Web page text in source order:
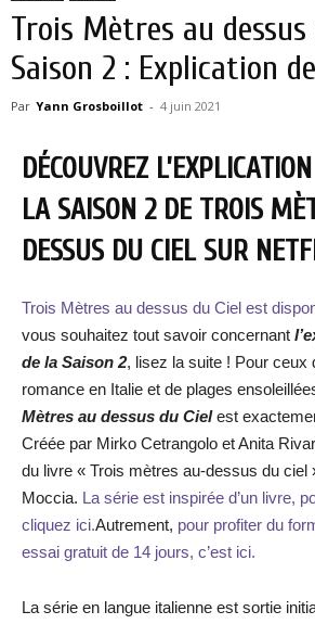
Trois Mètres au dessus
Saison 2 : Explication
Par Yann Grosboillot - 4 juin 2021
DÉCOUVREZ
LA SAISON 2 DE TROIS
DESSUS DU CIEL SUR
Trois Mètres au dessus du Ciel est
vous souhaitez tout savoir concernant
de la Saison 2, lisez la suite ! Pour ceux
romance en Italie et de plages
Mètres au dessus du Cielest
Créée par Mirko Cetrangolo et Anita
du livre « Trois mètres au-dessus du ciel
Moccia. La série est inspirée d’un livre,
cliquez ici.Autrement, pour profiter du
essai gratuit de 14 jours, c’est ici.
La série en langue italienne est sortie